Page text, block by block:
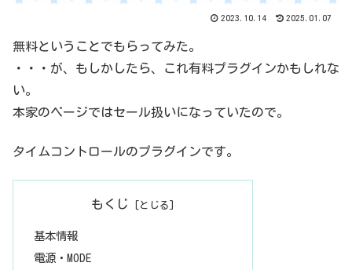
2023.10.14 2025.01.07
無料ということでもらってみた。
・・・が、もしかしたら、これ有料プラグインかもしれな
い。
本家のページではセール扱いになっていたので。
タイムコントロールのプラグインです。
もくじ
基本情報
電源・MODE